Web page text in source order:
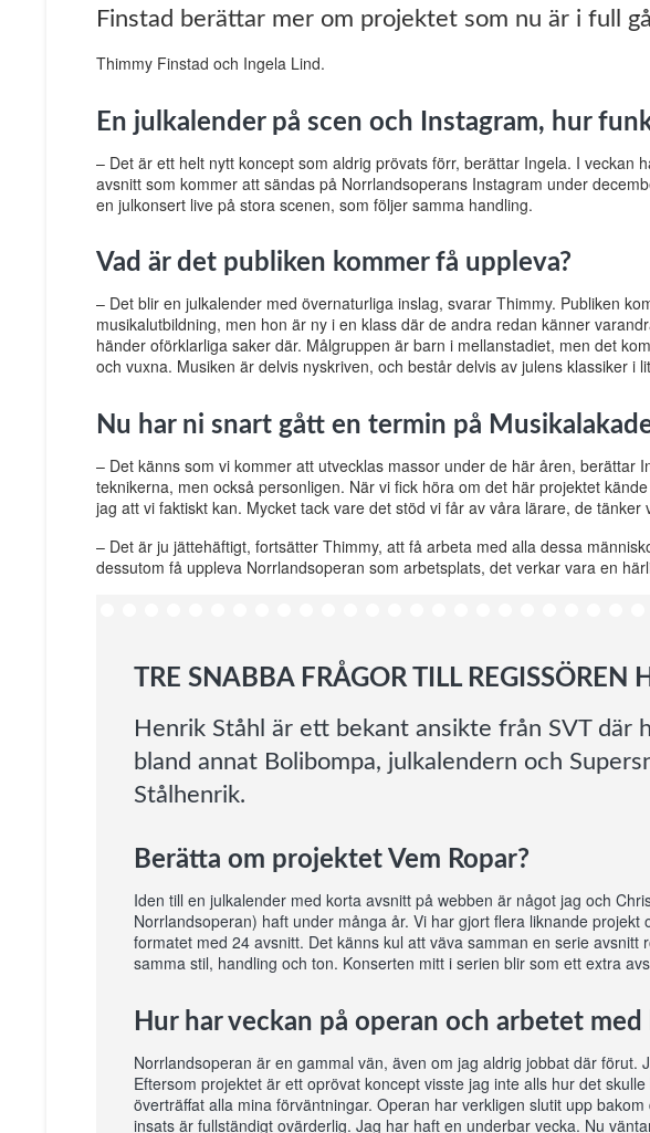
Finstad berättar mer om projektet som nu är i full
Thimmy Finstad och Ingela Lind.
En julkalender på scen och Instagram, hur
– Det är ett helt nytt koncept som aldrig prövats förr, berättar Ingela. I veckan
avsnitt som kommer att sändas på Norrlandsoperans Instagram under
en julkonsert live på stora scenen, som följer samma handling.
Vad är det publiken kommer få uppleva?
– Det blir en julkalender med övernaturliga inslag, svarar Thimmy. Publiken
musikalutbildning, men hon är ny i en klass där de andra redan känner
händer oförklarliga saker där. Målgruppen är barn i mellanstadiet, men det
och vuxna. Musiken är delvis nyskriven, och består delvis av julens klassiker i
Nu har ni snart gått en termin på
– Det känns som vi kommer att utvecklas massor under de här åren, berättar
teknikerna, men också personligen. När vi fick höra om det här projektet
jag att vi faktiskt kan. Mycket tack vare det stöd vi får av våra lärare, de tänker
– Det är ju jättehäftigt, fortsätter Thimmy, att få arbeta med alla dessa
dessutom få uppleva Norrlandsoperan som arbetsplats, det verkar vara en
TRE SNABBA FRÅGOR TILL REGISSÖREN
Henrik Ståhl är ett bekant ansikte från SVT där
bland annat Bolibompa, julkalendern och
Stålhenrik.
Berätta om projektet Vem Ropar?
Iden till en julkalender med korta avsnitt på webben är något jag och
Norrlandsoperan) haft under många år. Vi har gjort flera liknande projekt
formatet med 24 avsnitt. Det känns kul att väva samman en serie avsnitt
samma stil, handling och ton. Konserten mitt i serien blir som ett extra
Hur har veckan på operan och arbetet med
Norrlandsoperan är en gammal vän, även om jag aldrig jobbat där förut.
Eftersom projektet är ett oprövat koncept visste jag inte alls hur det
överträffat alla mina förväntningar. Operan har verkligen slutit upp
insats är fullständigt ovärderlig. Jag har haft en underbar vecka. Nu